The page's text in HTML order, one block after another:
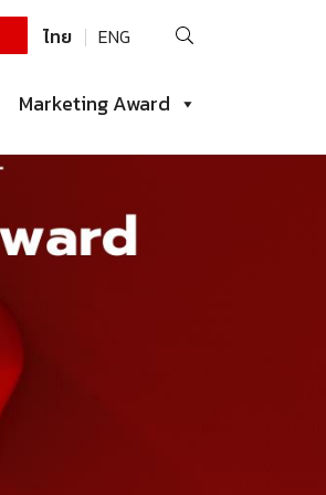
ไทย ENG
ค้นหา
Marketing Award